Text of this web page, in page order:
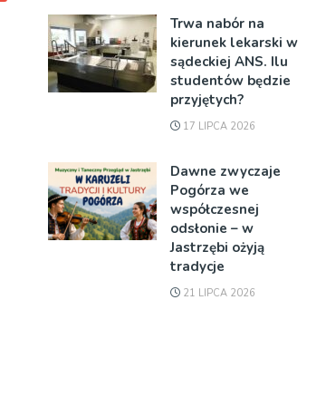
Trwa nabór na
kierunek lekarski w
sądeckiej ANS. Ilu
studentów będzie
przyjętych?
17 LIPCA 2026
Dawne zwyczaje
Pogórza we
współczesnej
odsłonie – w
Jastrzębi ożyją
tradycje
21 LIPCA 2026